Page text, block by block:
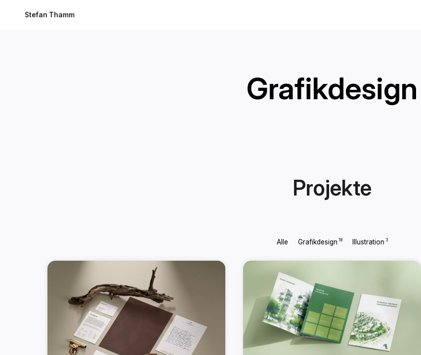
Stefan Thamm
Grafikdesign
Projekte
Alle Grafikdesign 18 Illustration 3